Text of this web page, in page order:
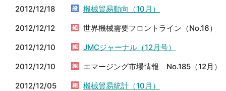
2012/12/18
機械貿易動向（10月）
2012/12/12
世界機械需要フロントライン（No.16）
2012/12/10
JMCジャーナル（12月号）
2012/12/10
エマージング市場情報 No.185（12月）
2012/12/05
機械貿易統計（10月）